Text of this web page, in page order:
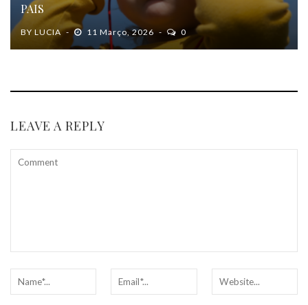
PAIS
BY LUCIA 11 Março, 2026 0
LEAVE A REPLY